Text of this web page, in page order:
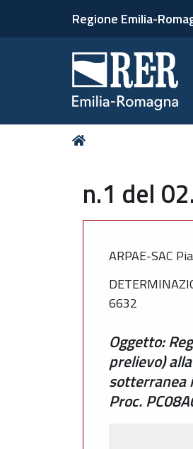
Regione Emilia-
Tu
n.1 del
ARPAE-SAC
6632
Oggetto:
prelievo)
sotterranea
Proc.